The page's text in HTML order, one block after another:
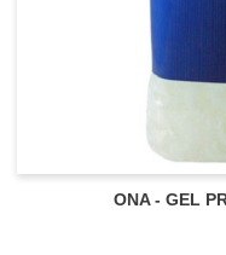
ONA - GEL